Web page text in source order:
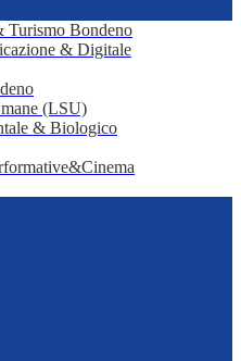
Turismo Bondeno
& Digitale
(LSU)
& Biologico